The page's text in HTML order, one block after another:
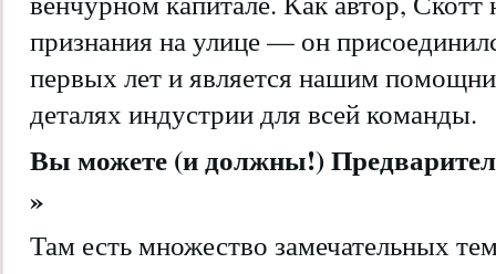
признания на улице — он
первых лет и является нашим
деталях индустрии для всей команды.
Вы можете (и должны!)
»
Там есть множество замечательных